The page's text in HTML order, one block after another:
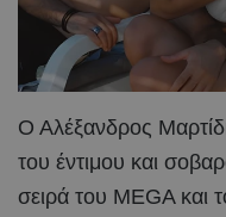
Ο Αλέξανδρος
του έντιμου και
σειρά του MEGA